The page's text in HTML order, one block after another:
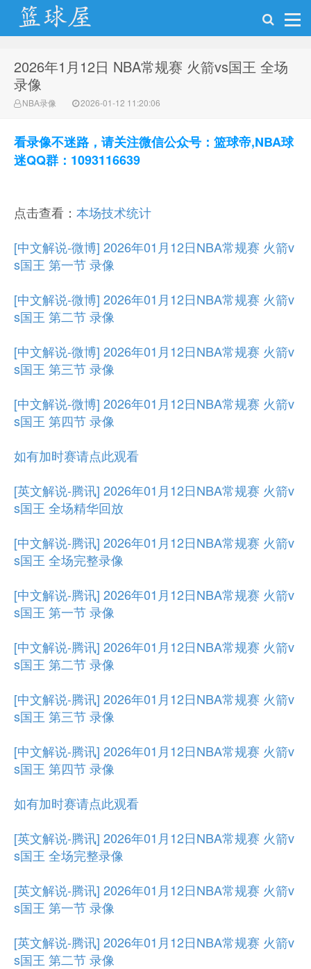
NBA录像网
2026年1月12日 NBA常规赛 火箭vs国王 全场
录像
NBA录像 2026-01-12 11:20:06
看录像不迷路，请关注微信公众号：篮球帝,NBA球
迷QQ群：1093116639
点击查看： 本场技术统计
[中文解说-微博] 2026年01月12日NBA常规赛 火箭v
s国王 第一节 录像
[中文解说-微博] 2026年01月12日NBA常规赛 火箭v
s国王 第二节 录像
[中文解说-微博] 2026年01月12日NBA常规赛 火箭v
s国王 第三节 录像
[中文解说-微博] 2026年01月12日NBA常规赛 火箭v
s国王 第四节 录像
如有加时赛请点此观看
[英文解说-腾讯] 2026年01月12日NBA常规赛 火箭v
s国王 全场精华回放
[中文解说-腾讯] 2026年01月12日NBA常规赛 火箭v
s国王 全场完整录像
[中文解说-腾讯] 2026年01月12日NBA常规赛 火箭v
s国王 第一节 录像
[中文解说-腾讯] 2026年01月12日NBA常规赛 火箭v
s国王 第二节 录像
[中文解说-腾讯] 2026年01月12日NBA常规赛 火箭v
s国王 第三节 录像
[中文解说-腾讯] 2026年01月12日NBA常规赛 火箭v
s国王 第四节 录像
如有加时赛请点此观看
[英文解说-腾讯] 2026年01月12日NBA常规赛 火箭v
s国王 全场完整录像
[英文解说-腾讯] 2026年01月12日NBA常规赛 火箭v
s国王 第一节 录像
[英文解说-腾讯] 2026年01月12日NBA常规赛 火箭v
s国王 第二节 录像